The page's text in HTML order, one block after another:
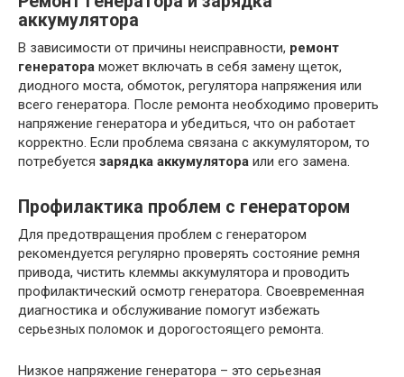
аккумулятора
В зависимости от причины неисправности, ремонт
генератора может включать в себя замену щеток,
диодного моста, обмоток, регулятора напряжения или
всего генератора. После ремонта необходимо проверить
напряжение генератора и убедиться, что он работает
корректно. Если проблема связана с аккумулятором, то
потребуется зарядка аккумулятора или его замена.
Профилактика проблем с генератором
Для предотвращения проблем с генератором
рекомендуется регулярно проверять состояние ремня
привода, чистить клеммы аккумулятора и проводить
профилактический осмотр генератора. Своевременная
диагностика и обслуживание помогут избежать
серьезных поломок и дорогостоящего ремонта.
Низкое напряжение генератора – это серьезная